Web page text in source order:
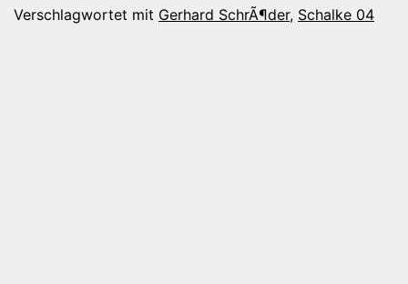
Verschlagwortet mit Gerhard SchrÃ¶der, Schalke 04